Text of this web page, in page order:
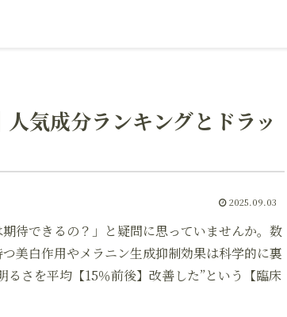
気成分ランキングとドラッ
2025.09.03
待できるの？」と疑問に思っていませんか。数
美白作用やメラニン生成抑制効果は科学的に裏
さを平均【15％前後】改善した”という【臨床